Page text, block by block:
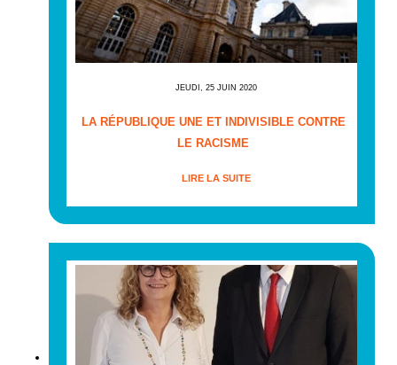
JEUDI, 25 JUIN 2020
LA RÉPUBLIQUE UNE ET INDIVISIBLE CONTRE
LE RACISME
LIRE LA SUITE